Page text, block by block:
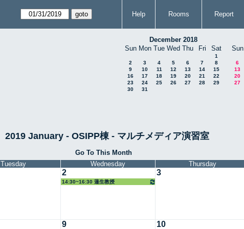
Help Rooms Report
December 2018
Sun Mon Tue Wed Thu Fri Sat
1
2
3 4 5 6 7
8
9
10 11 12 13 14
15
16
17 18 19 20 21
22
23
24 25 26 27 28
29
30
31
Sun
6
13
20
27
2019 January - OSIPP棟 - マルチメディア演習室
Go To This Month
Tuesday Wednesday Thursday
2
14:30~16:30 蓮生教授
3
9 10